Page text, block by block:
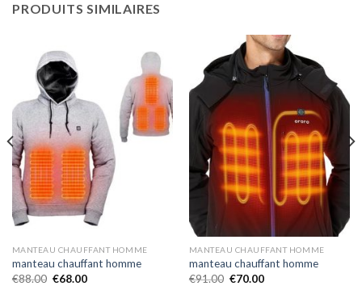
PRODUITS SIMILAIRES
MANTEAU CHAUFFANT HOMME
manteau chauffant homme
€88.00 €68.00
MANTEAU CHAUFFANT HOMME
manteau chauffant homme
€91.00 €70.00